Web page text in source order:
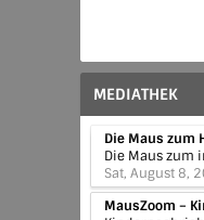
MEDIATHEK
Die Maus zum
Sat, August 8,